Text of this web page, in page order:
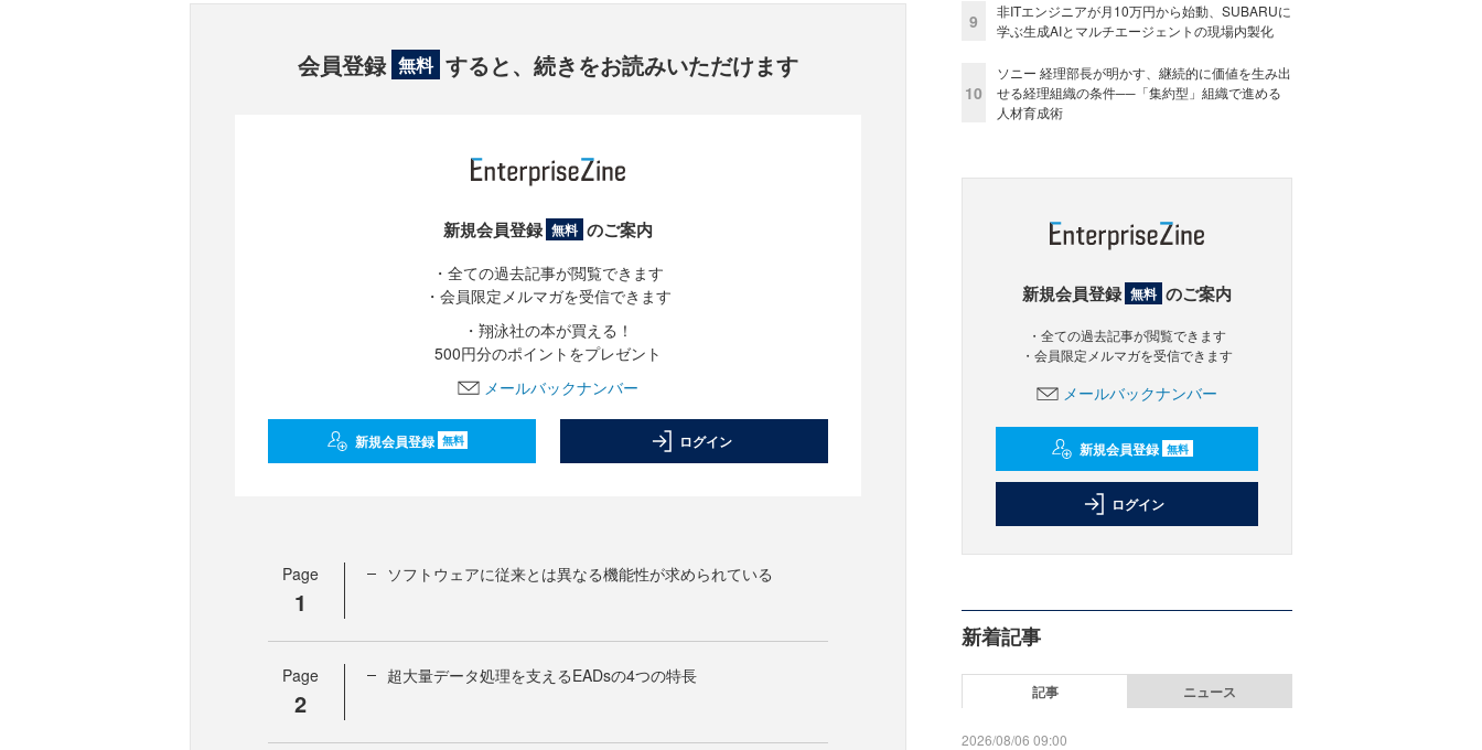
会員登録 無料 すると、続きをお読みいただけます
新規会員登録 無料 のご案内
・全ての過去記事が閲覧できます
・会員限定メルマガを受信できます
・翔泳社の本が買える！
500円分のポイントをプレゼント
メールバックナンバー
新規会員登録 無料 ログイン
Page
1
ソフトウェアに従来とは異なる機能性が求められている
Page
2
超大量データ処理を支えるEADsの4つの特長
9
非ITエンジニアが月10万円から始動、SUBARUに
学ぶ生成AIとマルチエージェントの現場内製化
10
ソニー 経理部長が明かす、継続的に価値を生み出
せる経理組織の条件──「集約型」組織で進める
人材育成術
新規会員登録 無料 のご案内
・全ての過去記事が閲覧できます
・会員限定メルマガを受信できます
メールバックナンバー
新規会員登録 無料
ログイン
新着記事
記事 ニュース
2026/08/06 09:00